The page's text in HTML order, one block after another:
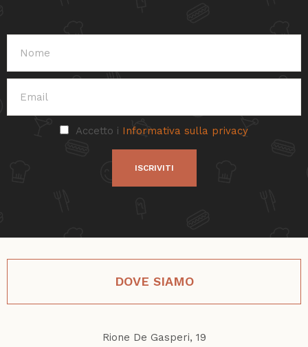
Accetto i Informativa sulla privacy
ISCRIVITI
DOVE SIAMO
Rione De Gasperi, 19